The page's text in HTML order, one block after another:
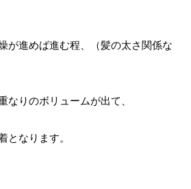
が進めば進む程、（髪の太さ関係な
なりのボリュームが出て、
となります。